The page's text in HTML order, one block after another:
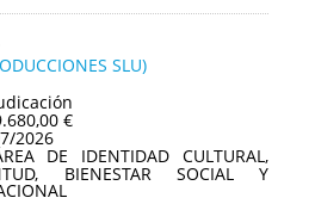
SLU)
€
2026
DE IDENTIDAD CULTURAL,
BIENESTAR SOCIAL Y